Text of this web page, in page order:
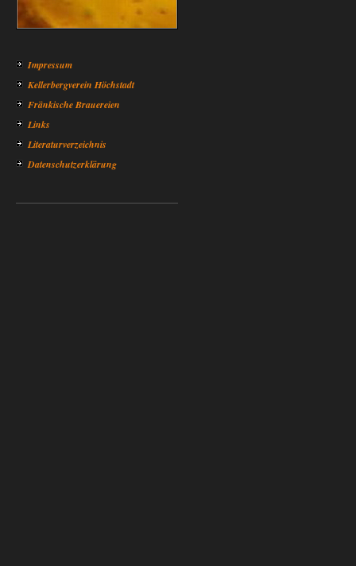
Impressum
Kellerbergverein Höchstadt
Fränkische Brauereien
Links
Literaturverzeichnis
Datenschutzerklärung